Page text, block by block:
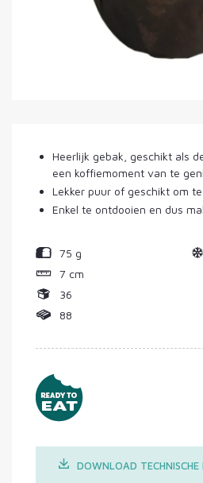
Heerlijk gebak, geschikt als
een koffiemoment van te
Lekker puur of geschikt om
Enkel te ontdooien en dus
75 g
7 cm
36
88
DOWNLOAD TECHNISCHE